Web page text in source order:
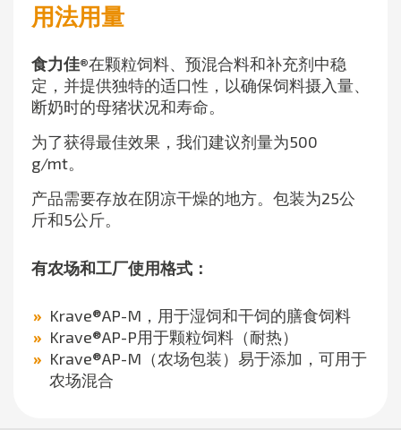
用法用量
食力佳®️在颗粒饲料、预混合料和补充剂中稳
定，并提供独特的适口性，以确保饲料摄入量、
断奶时的母猪状况和寿命。
为了获得最佳效果，我们建议剂量为500
g/mt。
产品需要存放在阴凉干燥的地方。包装为25公
斤和5公斤。
有农场和工厂使用格式：
Krave®AP-M，用于湿饲和干饲的膳食饲料
Krave®AP-P用于颗粒饲料（耐热）
Krave®AP-M（农场包装）易于添加，可用于
农场混合